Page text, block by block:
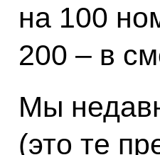
на 100
200 – в
Мы
(это те